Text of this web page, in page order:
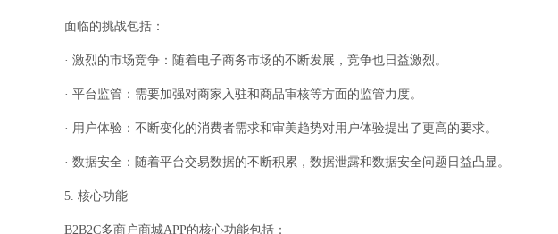
面临的挑战包括：
· 激烈的市场竞争：随着电子商务市场的不断发展，竞争也日益激烈。
· 平台监管：需要加强对商家入驻和商品审核等方面的监管力度。
· 用户体验：不断变化的消费者需求和审美趋势对用户体验提出了更高的要求。
· 数据安全：随着平台交易数据的不断积累，数据泄露和数据安全问题日益凸显。
5. 核心功能
B2B2C多商户商城APP的核心功能包括：